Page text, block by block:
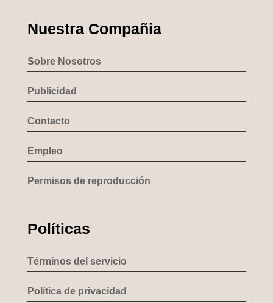
Nuestra Compañia
Sobre Nosotros
Publicidad
Contacto
Empleo
Permisos de reproducción
Políticas
Términos del servicio
Política de privacidad